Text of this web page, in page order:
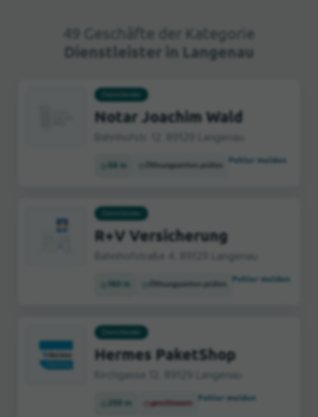
49 Geschäfte der Kategorie
Dienstleister in Langenau
Notar Joachim Wald
58 m Öffnungszeiten prüfen
Fehler melden
R+V Versicherung
160 m Öffnungszeiten prüfen
Fehler melden
Hermes PaketShop
250 m geschlossen
Fehler melden